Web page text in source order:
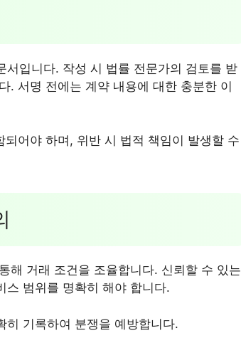
입니다. 작성 시 법률 전문가의 검토를 받
. 서명 전에는 계약 내용에 대한 충분한 이
어야 하며, 위반 시 법적 책임이 발생할 수
해 거래 조건을 조율합니다. 신뢰할 수 있는
스 범위를 명확히 해야 합니다.
히 기록하여 분쟁을 예방합니다.